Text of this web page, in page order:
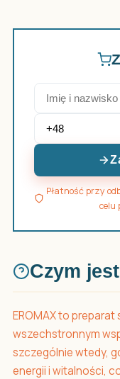
Płatność przy
celu
Czym
EROMAX to
wszechstronnym
szczególnie wtedy,
energii i witalności,